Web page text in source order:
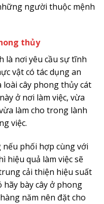
người thuộc mệnh
thủy
là nơi yêu cầu sự tĩnh
vật có tác dụng an
loài cây phong thủy cát
ở nơi làm việc, vừa
làm cho trong lành
việc.
phối hợp cùng với
hiệu quả làm việc sẽ
cải thiện hiệu suất
bày cây ở phong
năm nên đặt cho